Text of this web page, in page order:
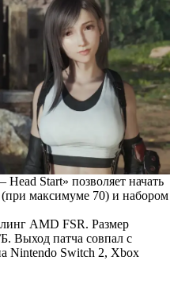
Start» позволяет начать
максимуме 70) и набором
AMD FSR. Размер
Выход патча совпал с
Nintendo Switch 2, Xbox